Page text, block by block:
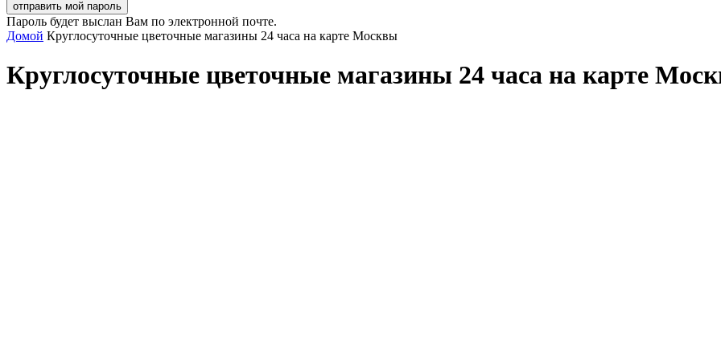
Пароль будет выслан Вам по электронной почте.
Домой Круглосуточные цветочные магазины 24 часа на карте Москвы
Круглосуточные цветочные магазины 24 часа на карте